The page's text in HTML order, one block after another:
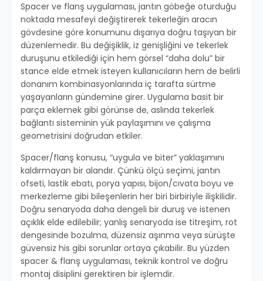
Spacer ve flanş uygulaması, jantın göbeğe oturduğu
noktada mesafeyi değiştirerek tekerleğin aracın
gövdesine göre konumunu dışarıya doğru taşıyan bir
düzenlemedir. Bu değişiklik, iz genişliğini ve tekerlek
duruşunu etkilediği için hem görsel “daha dolu” bir
stance elde etmek isteyen kullanıcıların hem de belirli
donanım kombinasyonlarında iç tarafta sürtme
yaşayanların gündemine girer. Uygulama basit bir
parça eklemek gibi görünse de, aslında tekerlek
bağlantı sisteminin yük paylaşımını ve çalışma
geometrisini doğrudan etkiler.
Spacer/flanş konusu, “uygula ve biter” yaklaşımını
kaldırmayan bir alandır. Çünkü ölçü seçimi, jantın
ofseti, lastik ebatı, porya yapısı, bijon/cıvata boyu ve
merkezleme gibi bileşenlerin her biri birbiriyle ilişkilidir.
Doğru senaryoda daha dengeli bir duruş ve istenen
açıklık elde edilebilir; yanlış senaryoda ise titreşim, rot
dengesinde bozulma, düzensiz aşınma veya sürüşte
güvensiz his gibi sorunlar ortaya çıkabilir. Bu yüzden
spacer & flanş uygulaması, teknik kontrol ve doğru
montaj disiplini gerektiren bir işlemdir.